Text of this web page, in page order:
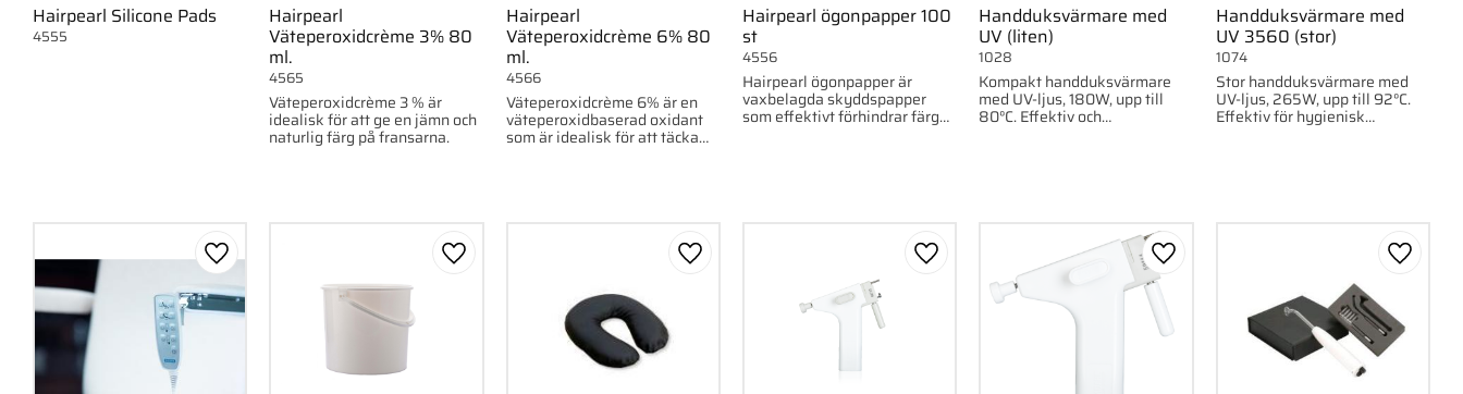
Hairpearl Silicone Pads
4555
Hairpearl
Väteperoxidcrème 3% 80
ml.
Väteperoxidcrème 3 % är
idealisk för att ge en jämn och
naturlig färg på fransarna.
4565
Hairpearl
Väteperoxidcrème 6% 80
ml.
Väteperoxidcrème 6% är en
väteperoxidbaserad oxidant
som är idealisk för att täcka
4566
Hairpearl ögonpapper 100
st
Hairpearl ögonpapper är
vaxbelagda skyddspapper
som effektivt förhindrar färg
4556
Handduksvärmare med
UV (liten)
Kompakt handduksvärmare
med UV-ljus, 180W, upp till
80°C. Effektiv och
1028
Handduksvärmare med
UV 3560 (stor)
Stor handduksvärmare med
UV-ljus, 265W, upp till 92°C.
Effektiv för hygienisk
uppvärmning av handdukar.
1074
Lägg till i favoriter Lägg till i favoriter Lägg till i favoriter Lägg till i favoriter Lägg till i favoriter Lägg